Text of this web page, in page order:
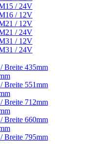
/ 24V
/ 12V
/ 12V
/ 24V
/ 12V
/ 24V
Breite 435mm
Breite 551mm
Breite 712mm
Breite 660mm
Breite 795mm